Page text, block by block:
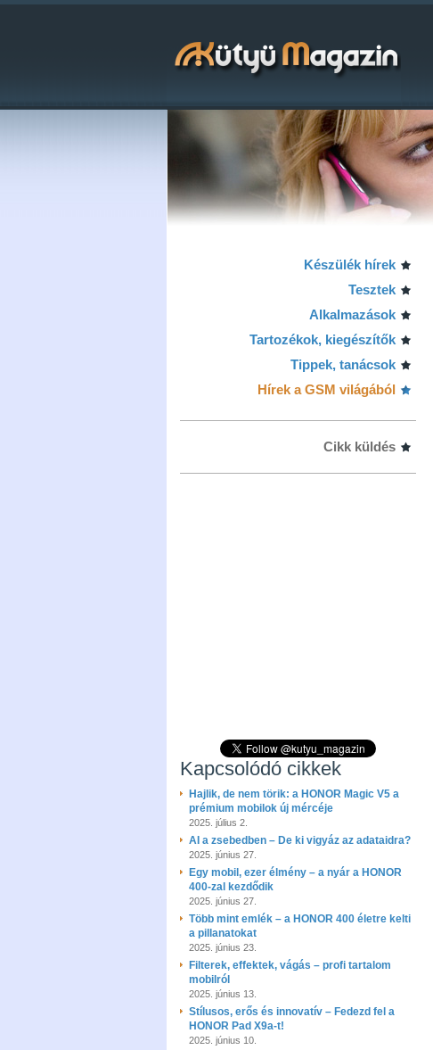
Készülék hírek
Tesztek
Alkalmazások
Tartozékok, kiegészítők
Tippek, tanácsok
Hírek a GSM világából
Cikk küldés
Kapcsolódó cikkek
Hajlik, de nem törik: a HONOR Magic V5 a
prémium mobilok új mércéje
2025. július 2.
AI a zsebedben – De ki vigyáz az adataidra?
2025. június 27.
Egy mobil, ezer élmény – a nyár a HONOR
400-zal kezdődik
2025. június 27.
Több mint emlék – a HONOR 400 életre kelti
a pillanatokat
2025. június 23.
Filterek, effektek, vágás – profi tartalom
mobilról
2025. június 13.
Stílusos, erős és innovatív – Fedezd fel a
HONOR Pad X9a-t!
2025. június 10.